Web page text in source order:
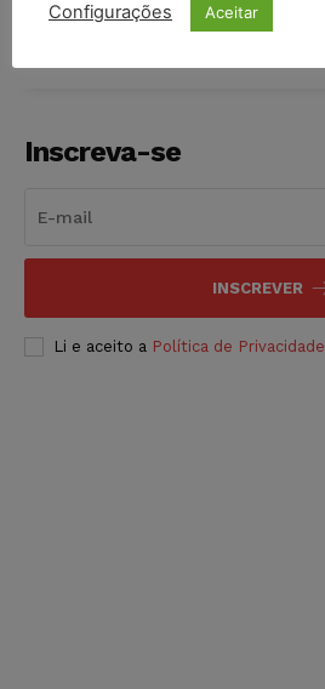
Inscreva-se
INSCREVER
Li e aceito a Política de Privacidade
Configurações Aceitar